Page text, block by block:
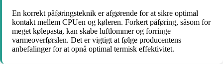
En korrekt påføringsteknik er afgørende for at sikre optimal
kontakt mellem CPUen og køleren. Forkert påføring, såsom for
meget kølepasta, kan skabe luftlommer og forringe
varmeoverførslen. Det er vigtigt at følge producentens
anbefalinger for at opnå optimal termisk effektivitet.